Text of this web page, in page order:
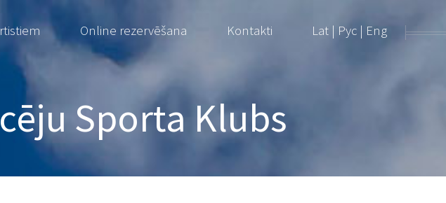
Sporta Klubs
Online rezervēšana Kontakti Lat | Рус | Eng